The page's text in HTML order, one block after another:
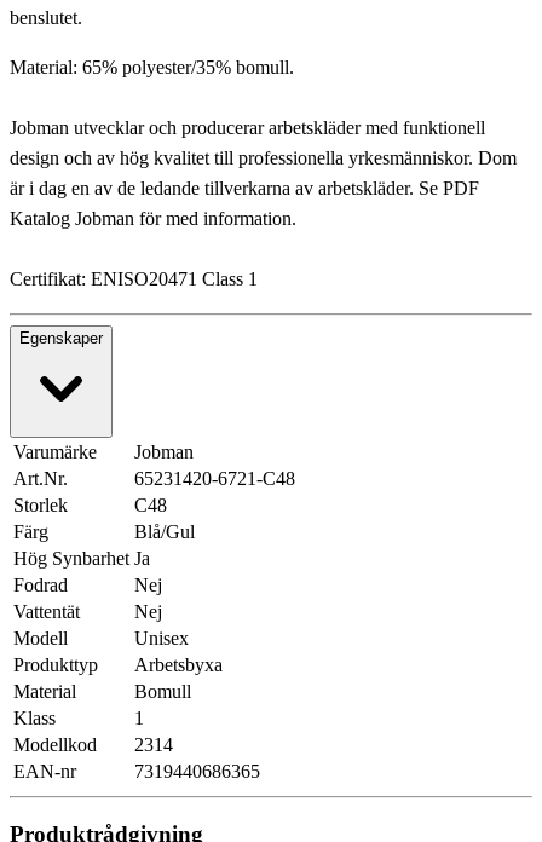
benslutet.
Material: 65% polyester/35% bomull.
Jobman utvecklar och producerar arbetskläder med funktionell
design och av hög kvalitet till professionella yrkesmänniskor. Dom
är i dag en av de ledande tillverkarna av arbetskläder. Se PDF
Katalog Jobman för med information.
Certifikat: ENISO20471 Class 1
Egenskaper
Varumärke
Jobman
Art.Nr.
65231420-6721-C48
Storlek
C48
Färg
Blå/Gul
Hög Synbarhet Ja
Fodrad
Nej
Vattentät
Nej
Modell
Unisex
Produkttyp
Arbetsbyxa
Material
Bomull
Klass
1
Modellkod
2314
EAN-nr
7319440686365
Produktrådgivning